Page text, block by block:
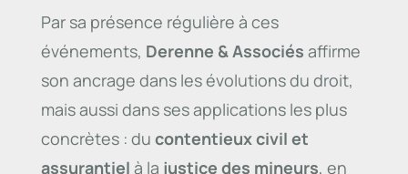
Par sa présence régulière à ces
événements, Derenne & Associés affirme
son ancrage dans les évolutions du droit,
mais aussi dans ses applications les plus
concrètes : du contentieux civil et
assurantiel à la justice des mineurs, en